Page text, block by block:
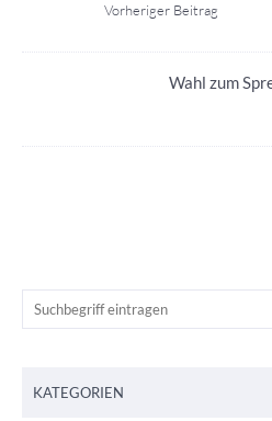
Vorheriger Beitrag
Wahl zum
KATEGORIEN